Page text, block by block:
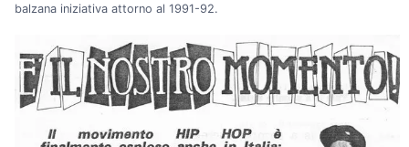
balzana iniziativa attorno al 1991-92.